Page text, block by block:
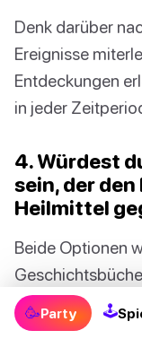
Denk darüber
Ereignisse
Entdeckungen
in jeder
4. Würdest
sein, der
Heilmittel
Beide Optionen
dir mehr
🥳Party 🕹